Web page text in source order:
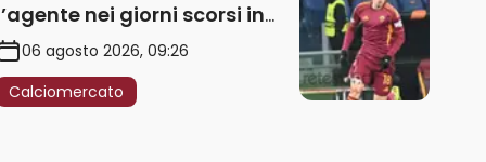
nei giorni scorsi in
06 agosto 2026, 09:26
Calciomercato